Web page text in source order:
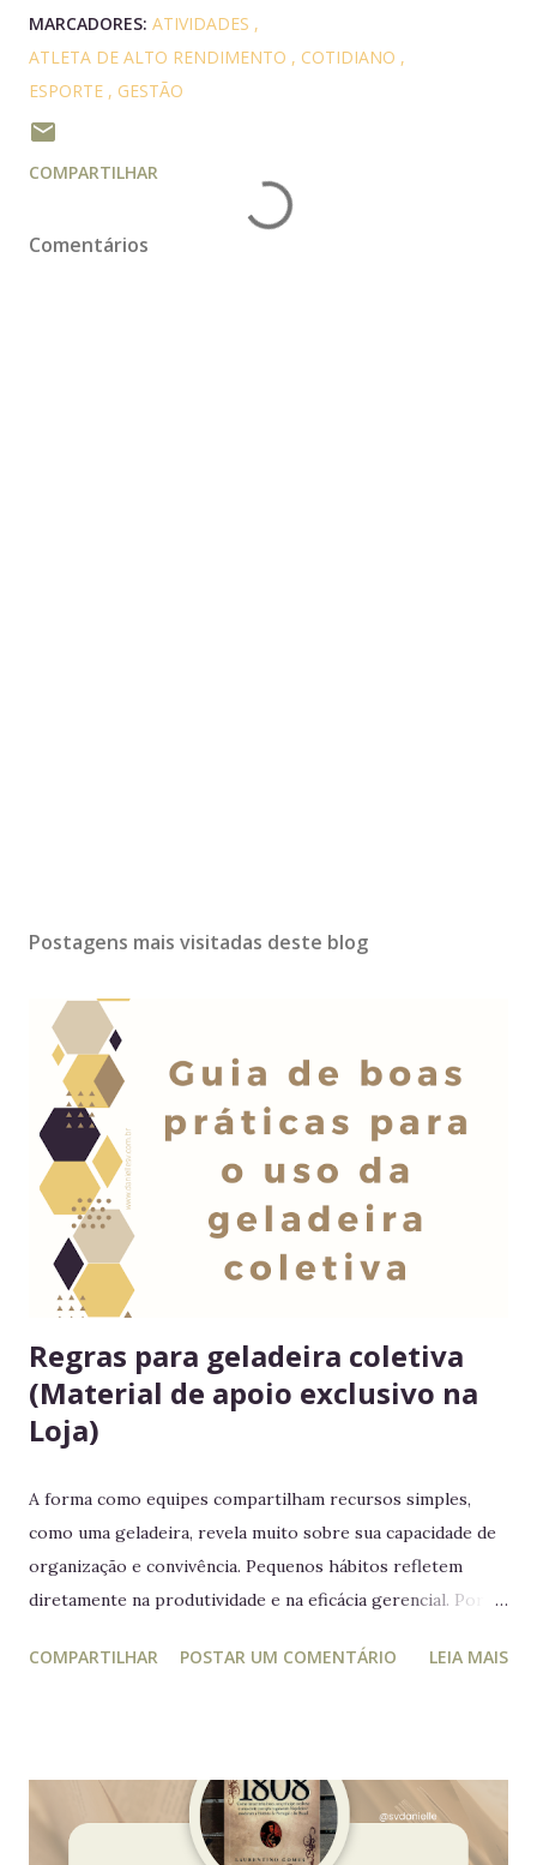
MARCADORES: ATIVIDADES
ATLETA DE ALTO RENDIMENTO
COTIDIANO
ESPORTE
GESTÃO
COMPARTILHAR
Comentários
Postagens mais visitadas deste blog
Regras para geladeira coletiva
(Material de apoio exclusivo na
Loja)
A forma como equipes compartilham recursos simples,
como uma geladeira, revela muito sobre sua capacidade de
organização e convivência. Pequenos hábitos refletem
diretamente na produtividade e na eficácia gerencial. Por
da educação estratégica e gerencial : respeito ao espaço
convivência e evita conflitos desnecessários. 2. Organize
seus alimentos em um único espaço Facilita o controle da
COMPARTILHAR POSTAR UM COMENTÁRIO LEIA MAIS